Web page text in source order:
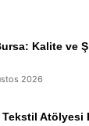
Kalite ve
2026
Tekstil Atölyesi